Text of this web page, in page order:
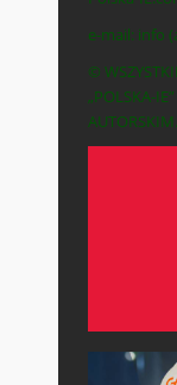
e-mail: info
©
„POLSKA-
AUTORSKIM.